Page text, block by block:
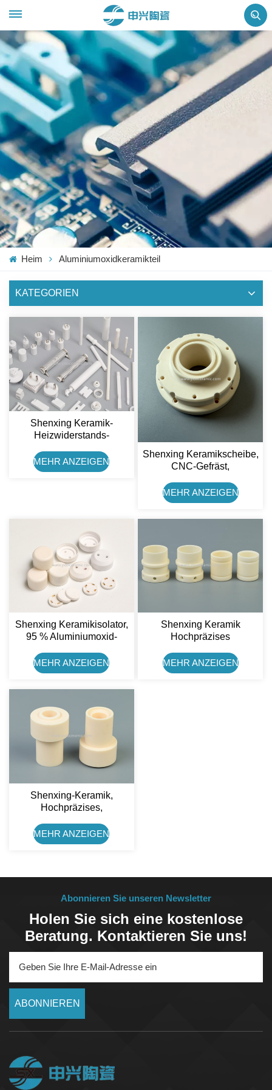
Heim Aluminiumoxidkeramikteil
KATEGORIEN
Shenxing Keramik-
Heizwiderstands-
Aluminiumoxid-
Keramikhalter
MEHR ANZEIGEN
Shenxing Keramikscheibe,
CNC-Gefräst,
Chemisch
Flüssigkeitsbeständig, 99
MEHR ANZEIGEN
Shenxing Keramikisolator,
95 % Aluminiumoxid-
MEHR ANZEIGEN
Shenxing Keramik
Hochpräzises
99%
Aluminiumoxidkeramik Für
MEHR ANZEIGEN
Shenxing-Keramik,
Hochpräzises,
99%-Aluminiumoxid-
Keramikteil
MEHR ANZEIGEN
Abonnieren Sie unseren Newsletter
Holen Sie sich eine kostenlose
Beratung. Kontaktieren Sie uns!
ABONNIEREN